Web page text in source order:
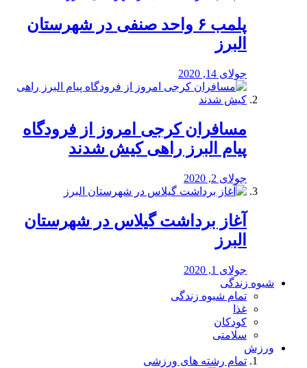
پلمب ۶ واحد صنفی در شهرستان
البرز
جولای 14, 2020
مسافران کرجی امروز از فرودگاه
پیام البرز راهی کیش شدند
جولای 2, 2020
آغاز برداشت گیلاس در شهرستان
البرز
جولای 1, 2020
شیوه زندگی
تمام شیوه زندگی
غذا
کودکان
سلامتی
ورزش
تمام رشته های ورزشی